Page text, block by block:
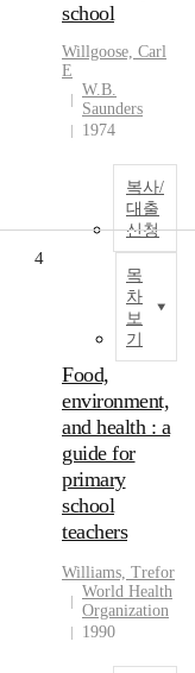
school
Willgoose, Carl
E
W.B.
Saunders
1974
복사/
대출
신청
목
차
보
기
4
Food,
environment,
and health : a
guide for
primary
school
teachers
Williams, Trefor
World Health
Organization
1990